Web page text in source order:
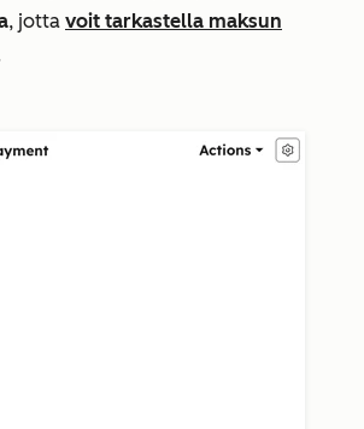
, jotta voit tarkastella maksun